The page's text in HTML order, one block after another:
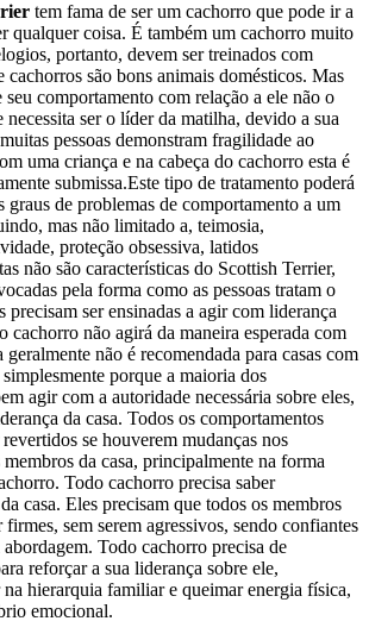
tem fama de ser um cachorro que pode ir a
qualquer coisa. É também um cachorro muito
portanto, devem ser treinados com
cachorros são bons animais domésticos. Mas
comportamento com relação a ele não o
necessita ser o líder da matilha, devido a sua
pessoas demonstram fragilidade ao
uma criança e na cabeça do cachorro esta é
submissa.Este tipo de tratamento poderá
graus de problemas de comportamento a um
mas não limitado a, teimosia,
proteção obsessiva, latidos
não são características do Scottish Terrier,
pela forma como as pessoas tratam o
precisam ser ensinadas a agir com liderança
cachorro não agirá da maneira esperada com
geralmente não é recomendada para casas com
porque a maioria dos
agir com a autoridade necessária sobre eles,
da casa. Todos os comportamentos
se houverem mudanças nos
da casa, principalmente na forma
Todo cachorro precisa saber
casa. Eles precisam que todos os membros
sem serem agressivos, sendo confiantes
abordagem. Todo cachorro precisa de
reforçar a sua liderança sobre ele,
na hierarquia familiar e queimar energia física,
emocional.